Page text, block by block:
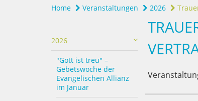
Home Veranstaltungen 2026
2026
"Gott ist treu" –
Gebetswoche der
Evangelischen Allianz
im Januar